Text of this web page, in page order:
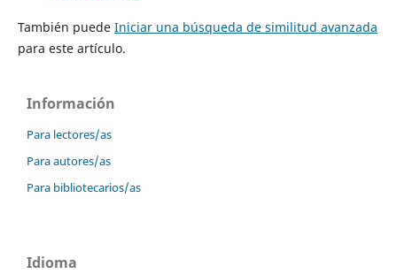
También puede Iniciar una búsqueda de similitud avanzada
para este artículo.
Información
Para lectores/as
Para autores/as
Para bibliotecarios/as
Idioma